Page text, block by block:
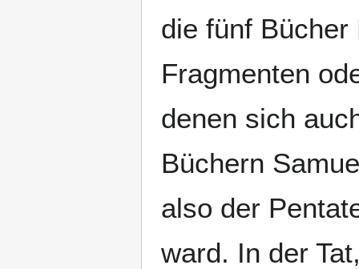
die fünf
Fragmenten
denen sich
Büchern
also der
ward. In der